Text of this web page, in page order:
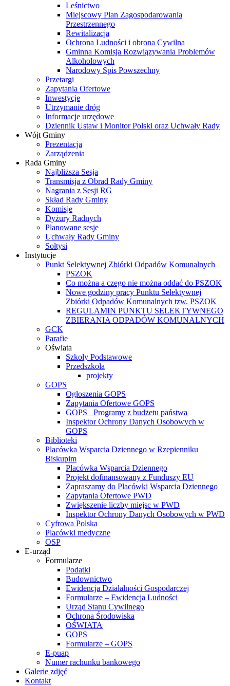
Leśnictwo
Miejscowy Plan Zagospodarowania
Przestrzennego
Rewitalizacja
Ochrona Ludności i obrona Cywilna
Gminna Komisja Rozwiązywania Problemów
Alkoholowych
Narodowy Spis Powszechny
Przetargi
Zapytania Ofertowe
Inwestycje
Utrzymanie dróg
Informacje urzędowe
Dziennik Ustaw i Monitor Polski oraz Uchwały Rady
Wójt Gminy
Prezentacja
Zarządzenia
Rada Gminy
Najbliższa Sesja
Transmisja z Obrad Rady Gminy
Nagrania z Sesji RG
Skład Rady Gminy
Komisje
Dyżury Radnych
Planowane sesje
Uchwały Rady Gminy
Sołtysi
Instytucje
Punkt Selektywnej Zbiórki Odpadów Komunalnych
PSZOK
Co można a czego nie można oddać do PSZOK
Nowe godziny pracy Punktu Selektywnej
Zbiórki Odpadów Komunalnych tzw. PSZOK
REGULAMIN PUNKTU SELEKTYWNEGO
ZBIERANIA ODPADÓW KOMUNALNYCH
GCK
Parafie
Oświata
Szkoły Podstawowe
Przedszkola
projekty
GOPS
Ogłoszenia GOPS
Zapytania Ofertowe GOPS
GOPS_ Programy z budżetu państwa
Inspektor Ochrony Danych Osobowych w
GOPS
Biblioteki
Placówka Wsparcia Dziennego w Rzepienniku
Biskupim
Placówka Wsparcia Dziennego
Projekt dofinansowany z Funduszy EU
Zapraszamy do Placówki Wsparcia Dziennego
Zapytania Ofertowe PWD
Zwiększenie liczby miejsc w PWD
Inspektor Ochrony Danych Osobowych w PWD
Cyfrowa Polska
Placówki medyczne
OSP
E-urząd
Formularze
Podatki
Budownictwo
Ewidencja Działalności Gospodarczej
Formularze – Ewidencja Ludności
Urząd Stanu Cywilnego
Ochrona Środowiska
OŚWIATA
GOPS
Formularze – GOPS
E-puap
Numer rachunku bankowego
Galerie zdjęć
Kontakt